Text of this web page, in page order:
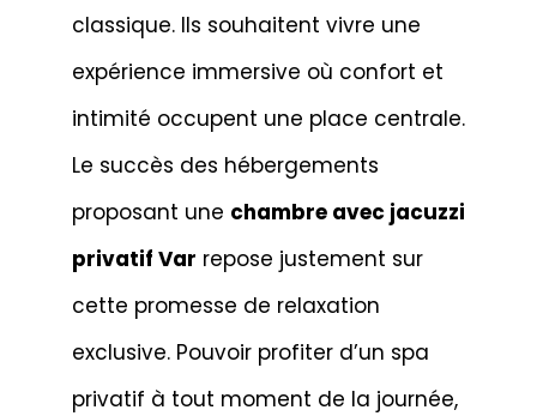
classique. Ils souhaitent vivre une
expérience immersive où confort et
intimité occupent une place centrale.
Le succès des hébergements
proposant une chambre avec jacuzzi
privatif Var repose justement sur
cette promesse de relaxation
exclusive. Pouvoir profiter d’un spa
privatif à tout moment de la journée,